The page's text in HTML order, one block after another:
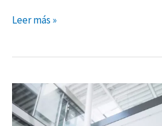
Leer más »
Sistemas
de